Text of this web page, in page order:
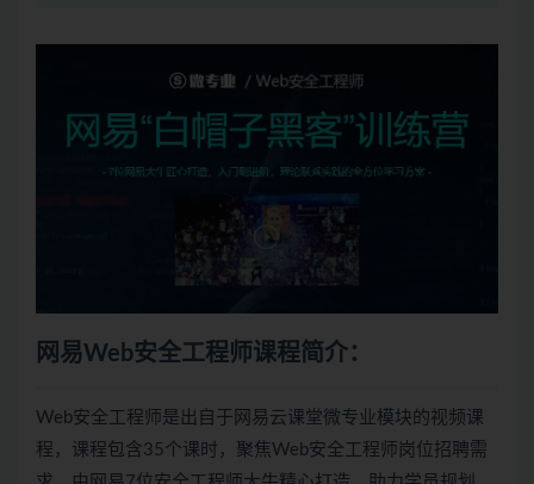
网易Web安全工程师课程简介：
Web安全工程师是出自于网易云课堂微专业模块的视频课
程，课程包含35个课时，聚焦Web安全工程师岗位招聘需